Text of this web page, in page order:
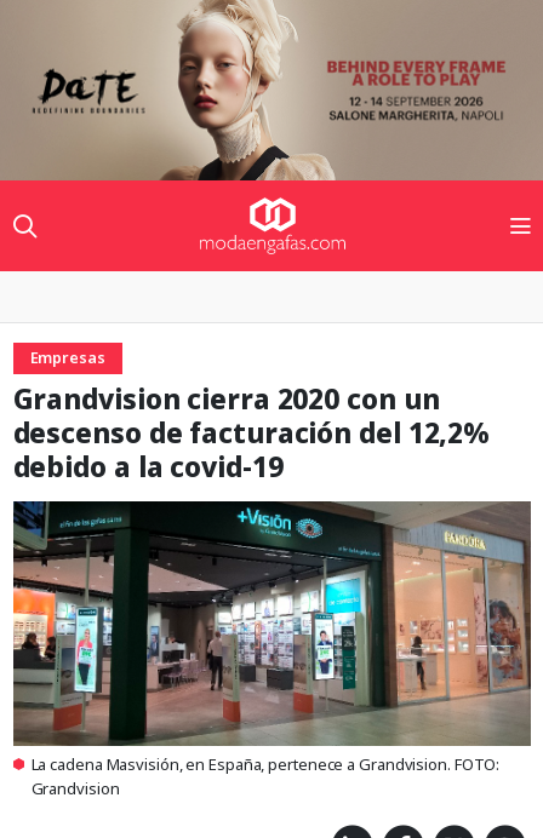
Empresas
Grandvision cierra 2020 con un
descenso de facturación del 12,2%
debido a la covid-19
La cadena Masvisión, en España, pertenece a Grandvision. FOTO:
Grandvision